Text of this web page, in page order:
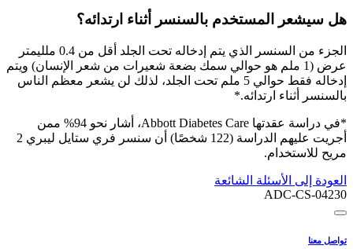
هل سيشعر المستخدم بالسنسر أثناء ارتدائه؟
الجزء من السنسر الذي يتم إدخاله تحت الجلد أقل من 0.4 ملليمتر
عرض (1 ملم هو حوالي سمك بضعة شعيرات من شعر الإنسان) ويتم
إدخاله فقط حوالي 5 ملم تحت الجلد، لذلك لن يشعر معظم الناس
بالسنسر أثناء ارتدائه.*
*في دراسة عقدتها Abbott Diabetes Care، أشار نحو 94% ممن
أجريت عليهم الدراسة (122 شخصًا) أن سنسر فري ستايل ليبري 2
مريح للاستخدام.
العودة إلى الأسئلة الشائعة
ADC-CS-04230
تواصل معنا